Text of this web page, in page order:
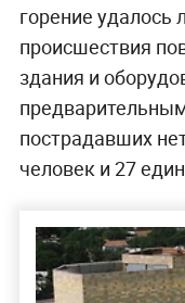
горение удалось
происшествия
здания и
пострадавших
человек и 27